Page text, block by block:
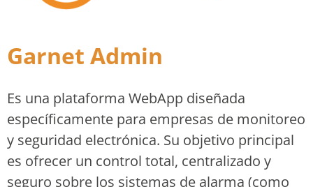
Garnet Admin
Es una plataforma WebApp diseñada
específicamente para empresas de monitoreo
y seguridad electrónica. Su objetivo principal
es ofrecer un control total, centralizado y
seguro sobre los sistemas de alarma (como